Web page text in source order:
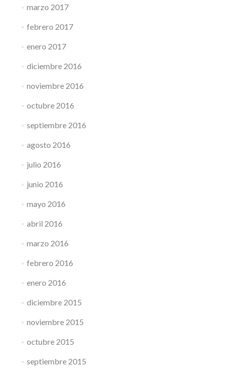
marzo 2017
febrero 2017
enero 2017
diciembre 2016
noviembre 2016
octubre 2016
septiembre 2016
agosto 2016
julio 2016
junio 2016
mayo 2016
abril 2016
marzo 2016
febrero 2016
enero 2016
diciembre 2015
noviembre 2015
octubre 2015
septiembre 2015